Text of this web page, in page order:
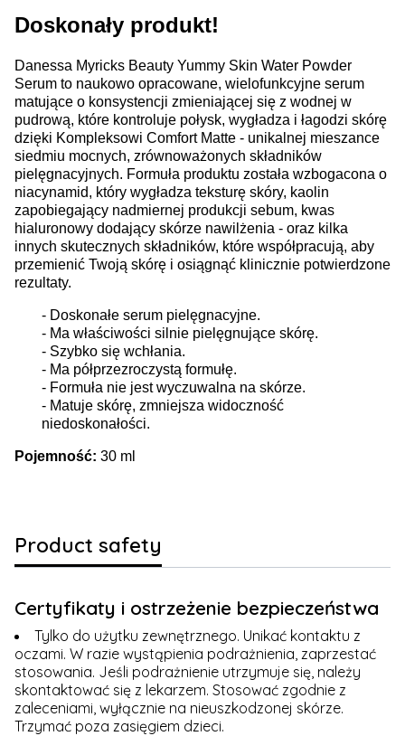
Doskonały produkt!
Danessa Myricks Beauty Yummy Skin Water Powder
Serum to naukowo opracowane, wielofunkcyjne serum
matujące o konsystencji zmieniającej się z wodnej w
pudrową, które kontroluje połysk, wygładza i łagodzi skórę
dzięki Kompleksowi Comfort Matte - unikalnej mieszance
siedmiu mocnych, zrównoważonych składników
pielęgnacyjnych. Formuła produktu została wzbogacona o
niacynamid, który wygładza teksturę skóry, kaolin
zapobiegający nadmiernej produkcji sebum, kwas
hialuronowy dodający skórze nawilżenia - oraz kilka
innych skutecznych składników, które współpracują, aby
przemienić Twoją skórę i osiągnąć klinicznie potwierdzone
rezultaty.
- Doskonałe serum pielęgnacyjne.
- Ma właściwości silnie pielęgnujące skórę.
- Szybko się wchłania.
- Ma półprzezroczystą formułę.
- Formuła nie jest wyczuwalna na skórze.
- Matuje skórę, zmniejsza widoczność
niedoskonałości.
Pojemność: 30 ml
Product safety
Certyfikaty i ostrzeżenie bezpieczeństwa
Tylko do użytku zewnętrznego. Unikać kontaktu z
oczami. W razie wystąpienia podrażnienia, zaprzestać
stosowania. Jeśli podrażnienie utrzymuje się, należy
skontaktować się z lekarzem. Stosować zgodnie z
zaleceniami, wyłącznie na nieuszkodzonej skórze.
Trzymać poza zasięgiem dzieci.